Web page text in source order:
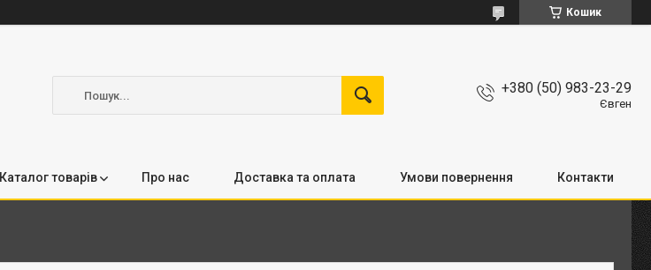
Кошик
+380 (50) 983-23-29
Євген
Каталог товарів Про нас Доставка та оплата Умови повернення Контакти